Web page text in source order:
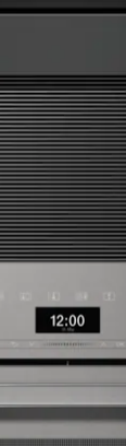
ir nuotekų jungtimi
jungti